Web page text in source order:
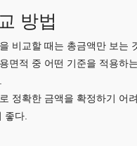
방법
비교할 때는 총금액만 보는
면적 중 어떤 기준을 적용하
정확한 금액을 확정하기 어
좋다.